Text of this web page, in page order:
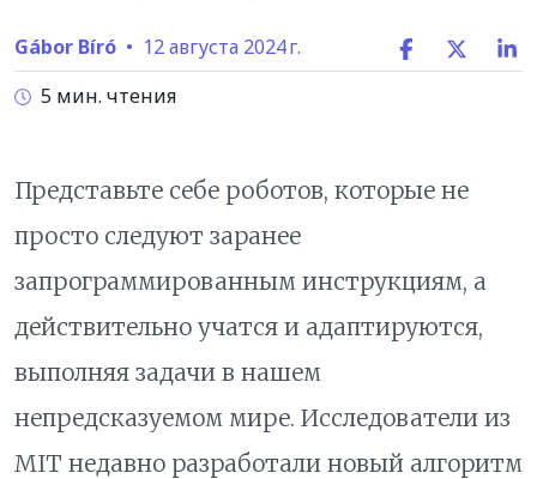
Gábor Bíró • 12 августа 2024 г.
5 мин. чтения
Представьте себе роботов, которые не
просто следуют заранее
запрограммированным инструкциям, а
действительно учатся и адаптируются,
выполняя задачи в нашем
непредсказуемом мире. Исследователи из
MIT недавно разработали новый алгоритм